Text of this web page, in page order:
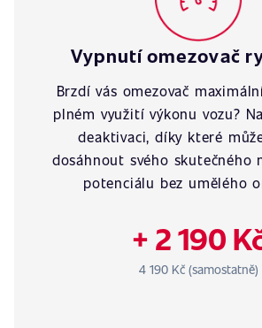
Vypnutí omezovač
Brzdí vás omezovač
plném využití výkonu vozu?
deaktivaci, díky které
dosáhnout svého skutečného
potenciálu bez umělého
+ 2 190
4 190 Kč (samostatně)